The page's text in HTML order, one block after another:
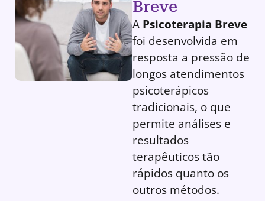
Breve
A Psicoterapia Breve
foi desenvolvida em
resposta a pressão de
longos atendimentos
psicoterápicos
tradicionais, o que
permite análises e
resultados
terapêuticos tão
rápidos quanto os
outros métodos.